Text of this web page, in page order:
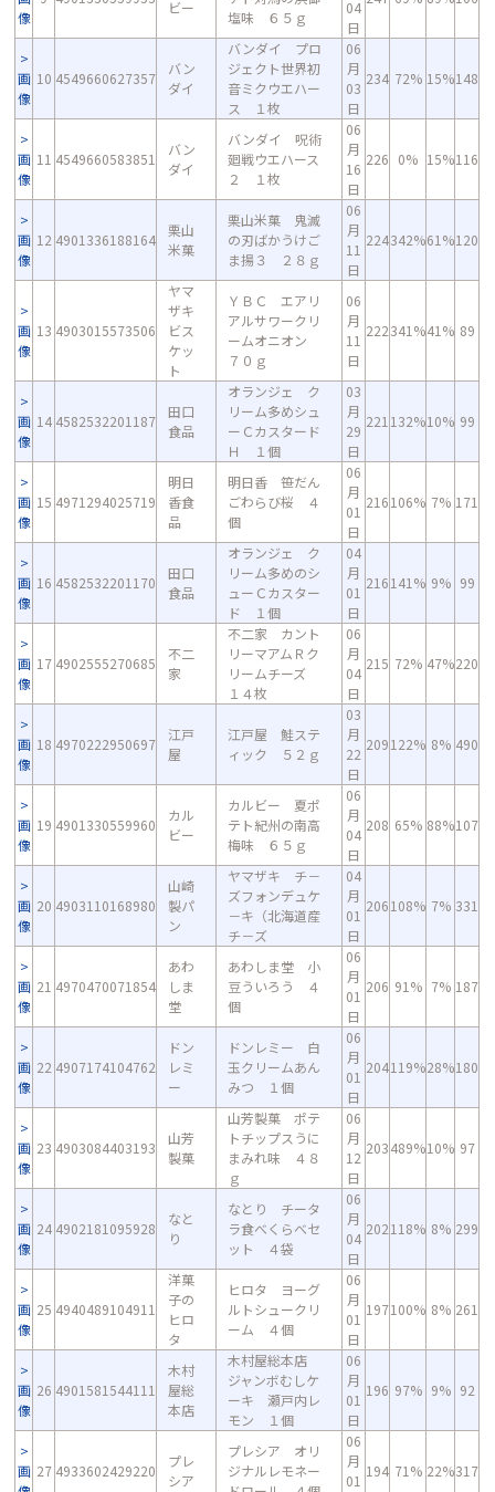
像
ビー
塩味 ６５ｇ
04
日
画
像
10 4549660627357
バン
ダイ
バンダイ プロ
ジェクト世界初
音ミクウエハー
ス １枚
06
月
03
日
234 72% 15%148
画
像
11 4549660583851
バン
ダイ
バンダイ 呪術
廻戦ウエハース
２ １枚
06
月
16
日
226 0% 15%116
画
像
12 4901336188164
栗山
米菓
栗山米菓 鬼滅
の刃ばかうけご
ま揚３ ２８ｇ
06
月
11
日
224342%61%120
画
像
13 4903015573506
ヤマ
ザキ
ビス
ケッ
ト
ＹＢＣ エアリ
アルサワークリ
ームオニオン
７０ｇ
06
月
11
日
222341%41% 89
画
像
14 4582532201187
田口
食品
オランジェ ク
リーム多めシュ
ーＣカスタード
Ｈ １個
03
月
29
日
221 132%10% 99
画
像
15 4971294025719
明日
香食
品
明日香 笹だん
ごわらび桜 ４
個
06
月
01
日
216106% 7% 171
画
像
16 4582532201170
田口
食品
オランジェ ク
リーム多めのシ
ューＣカスター
ド １個
04
月
01
日
216141% 9% 99
画
像
17 4902555270685
不二
家
不二家 カント
リーマアムＲク
リームチーズ
１４枚
06
月
04
日
215 72% 47%220
画
像
18 4970222950697
江戸
屋
江戸屋 鮭ステ
ィック ５２ｇ
03
月
22
日
209122% 8% 490
画
像
19 4901330559960
カル
ビー
カルビー 夏ポ
テト紀州の南高
梅味 ６５ｇ
06
月
04
日
208 65% 88%107
画
像
20 4903110168980
山崎
製パ
ン
ヤマザキ チ－
ズフォンデュケ
－キ（北海道産
チ－ズ
04
月
01
日
206108% 7% 331
画
像
21 4970470071854
あわ
しま
堂
あわしま堂 小
豆ういろう ４
個
06
月
01
日
206 91% 7% 187
画
像
22 4907174104762
ドン
レミ
ー
ドンレミー 白
玉クリームあん
みつ １個
06
月
01
日
204119%28%180
画
像
23 4903084403193
山芳
製菓
山芳製菓 ポテ
トチップスうに
まみれ味 ４８
ｇ
06
月
12
日
203489%10% 97
画
像
24 4902181095928
なと
り
なとり チータ
ラ食べくらべセ
ット ４袋
06
月
04
日
202118% 8% 299
画
像
25 4940489104911
洋菓
子の
ヒロ
タ
ヒロタ ヨーグ
ルトシュークリ
ーム ４個
06
月
01
日
197100% 8% 261
画
像
26 4901581544111
木村
屋総
本店
木村屋総本店
ジャンボむしケ
ーキ 瀬戸内レ
モン １個
06
月
01
日
196 97% 9% 92
画 27 4933602429220
プレ
シア
プレシア オリ
ジナルレモネー
06
月
01
194 71% 22%317